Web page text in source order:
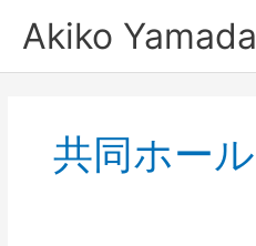
Akiko Yamada
共同ホール